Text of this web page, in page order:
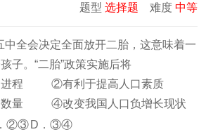
题型 选择题 难度 中等
中全会决定全面放开二胎，这意味着一
子。“二胎”政策实施后将
进程 ②有利于提高人口素质
数量 ④改变我国人口负增长现状
②③ D．③④